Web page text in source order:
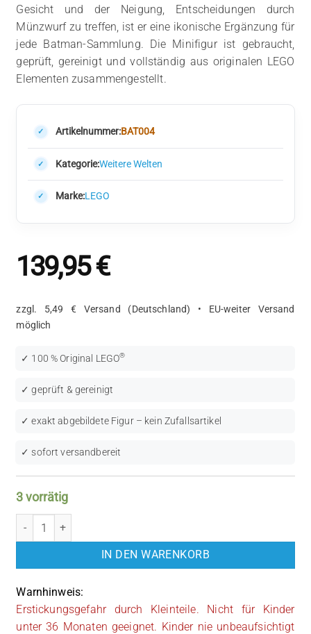
Gesicht und der Neigung, Entscheidungen durch
Münzwurf zu treffen, ist er eine ikonische Ergänzung für
jede Batman-Sammlung. Die Minifigur ist gebraucht,
geprüft, gereinigt und vollständig aus originalen LEGO
Elementen zusammengestellt.
Artikelnummer:BAT004
Kategorie:Weitere Welten
Marke:LEGO
139,95€
zzgl. 5,49 € Versand (Deutschland) • EU-weiter Versand
möglich
✓ 100 % Original LEGO®
✓ geprüft & gereinigt
✓ exakt abgebildete Figur – kein Zufallsartikel
✓ sofort versandbereit
3 vorrätig
LEGO Batman I: Two-Face (BAT004) Menge
IN DEN WARENKORB
Warnhinweis:
Erstickungsgefahr durch Kleinteile. Nicht für Kinder
unter 36 Monaten geeignet. Kinder nie unbeaufsichtigt